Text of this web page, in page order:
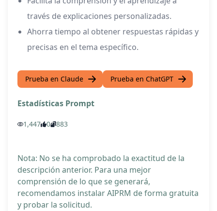
través de explicaciones personalizadas.
Ahorra tiempo al obtener respuestas rápidas y
precisas en el tema específico.
Prueba en Claude Prueba en ChatGPT
Estadísticas Prompt
1,447 0 883
Nota: No se ha comprobado la exactitud de la
descripción anterior. Para una mejor
comprensión de lo que se generará,
recomendamos instalar AIPRM de forma gratuita
y probar la solicitud.